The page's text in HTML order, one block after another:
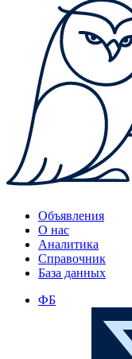
Объявления
О нас
Аналитика
Справочник
База данных
ФБ